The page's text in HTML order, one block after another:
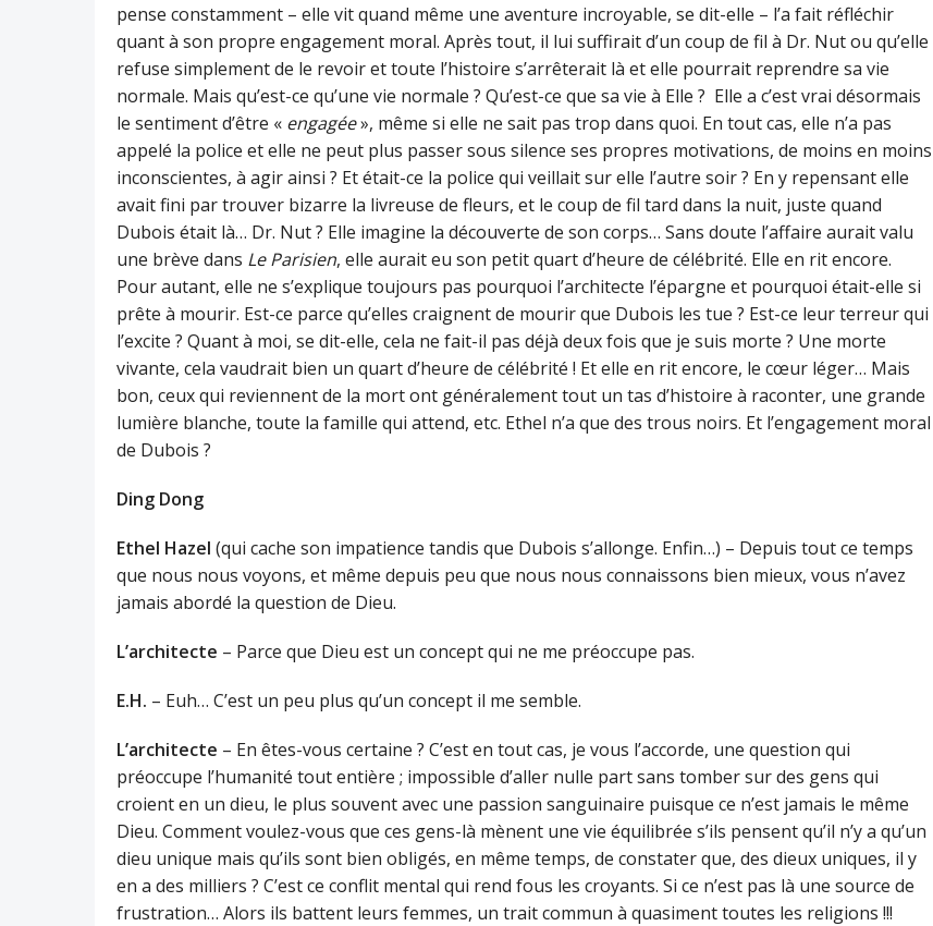
pense constamment – elle vit quand même une aventure incroyable, se dit-elle – l’a fait réfléchir
quant à son propre engagement moral. Après tout, il lui suffirait d’un coup de fil à Dr. Nut ou qu’elle
refuse simplement de le revoir et toute l’histoire s’arrêterait là et elle pourrait reprendre sa vie
normale. Mais qu’est-ce qu’une vie normale ? Qu’est-ce que sa vie à Elle ? Elle a c’est vrai désormais
le sentiment d’être « engagée», même si elle ne sait pas trop dans quoi. En tout cas, elle n’a pas
appelé la police et elle ne peut plus passer sous silence ses propres motivations, de moins en moins
inconscientes, à agir ainsi ? Et était-ce la police qui veillait sur elle l’autre soir ? En y repensant elle
avait fini par trouver bizarre la livreuse de fleurs, et le coup de fil tard dans la nuit, juste quand
Dubois était là… Dr. Nut ? Elle imagine la découverte de son corps… Sans doute l’affaire aurait valu
une brève dans Le Parisien, elle aurait eu son petit quart d’heure de célébrité. Elle en rit encore.
Pour autant, elle ne s’explique toujours pas pourquoi l’architecte l’épargne et pourquoi était-elle si
prête à mourir. Est-ce parce qu’elles craignent de mourir que Dubois les tue ? Est-ce leur terreur qui
l’excite ? Quant à moi, se dit-elle, cela ne fait-il pas déjà deux fois que je suis morte ? Une morte
vivante, cela vaudrait bien un quart d’heure de célébrité ! Et elle en rit encore, le cœur léger… Mais
bon, ceux qui reviennent de la mort ont généralement tout un tas d’histoire à raconter, une grande
lumière blanche, toute la famille qui attend, etc. Ethel n’a que des trous noirs. Et l’engagement moral
de Dubois ?
Ding Dong
Ethel Hazel (qui cache son impatience tandis que Dubois s’allonge. Enfin…) – Depuis tout ce temps
que nous nous voyons, et même depuis peu que nous nous connaissons bien mieux, vous n’avez
jamais abordé la question de Dieu.
L’architecte – Parce que Dieu est un concept qui ne me préoccupe pas.
E.H. – Euh… C’est un peu plus qu’un concept il me semble.
L’architecte – En êtes-vous certaine ? C’est en tout cas, je vous l’accorde, une question qui
préoccupe l’humanité tout entière ; impossible d’aller nulle part sans tomber sur des gens qui
croient en un dieu, le plus souvent avec une passion sanguinaire puisque ce n’est jamais le même
Dieu. Comment voulez-vous que ces gens-là mènent une vie équilibrée s’ils pensent qu’il n’y a qu’un
dieu unique mais qu’ils sont bien obligés, en même temps, de constater que, des dieux uniques, il y
en a des milliers ? C’est ce conflit mental qui rend fous les croyants. Si ce n’est pas là une source de
frustration… Alors ils battent leurs femmes, un trait commun à quasiment toutes les religions !!!